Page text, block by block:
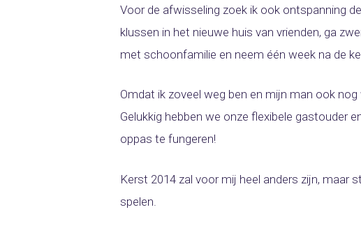
Voor de afwisseling zoek ik ook ontspanning
klussen in het nieuwe huis van vrienden, ga
met schoonfamilie en neem één week na de
Omdat ik zoveel weg ben en mijn man ook
Gelukkig hebben we onze flexibele gastouder
oppas te fungeren!
Kerst 2014 zal voor mij heel anders zijn, maar
spelen.